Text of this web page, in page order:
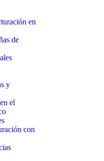
en
de
y
el
con